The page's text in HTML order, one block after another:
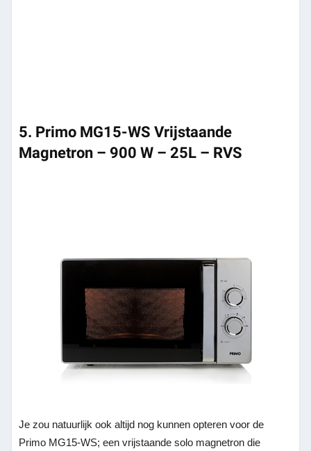
5. Primo MG15-WS Vrijstaande
Magnetron – 900 W – 25L – RVS
Je zou natuurlijk ook altijd nog kunnen opteren voor de
Primo MG15-WS; een vrijstaande solo magnetron die